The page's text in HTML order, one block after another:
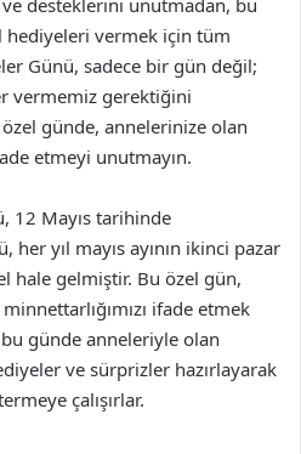
ve desteklerini unutmadan, bu
hediyeleri vermek için tüm
Günü, sadece bir gün değil;
vermemiz gerektiğini
özel günde, annelerinize olan
etmeyi unutmayın.
12 Mayıs tarihinde
her yıl mayıs ayının ikinci pazar
hale gelmiştir. Bu özel gün,
ifade etmek
günde anneleriyle olan
ve sürprizler hazırlayarak
çalışırlar.